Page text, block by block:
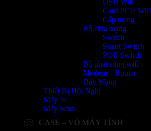
Card PCIe Wifi
Cáp mạng
Bộ chia mạng
Switch
Smart Switch
POE Switch
Bộ phát sóng wifi
Modem – Router
Dây Mạng
Thiết Bị Hội Nghị
Máy In
Máy Scan
CASE – VỎ MÁY TÍNH